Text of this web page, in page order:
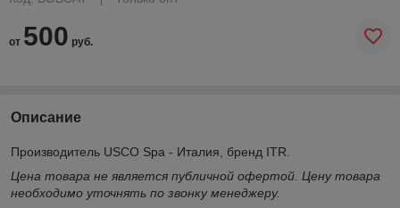
от 500 руб.
Описание
Производитель USCO Spa - Италия, бренд ITR.
Цена товара не является публичной офертой. Цену товара
необходимо уточнять по звонку менеджеру.